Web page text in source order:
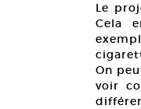
Le
Cela
On
voir